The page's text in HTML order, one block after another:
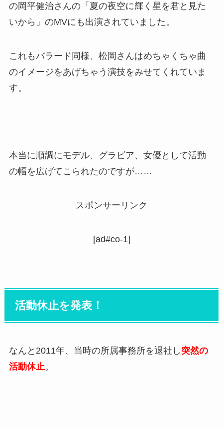
の岡平健治さんの「夏の夜空に輝く星を君と見た
いから」のMVにも出演されていました。
これもバラード同様、松岡さんはめちゃくちゃ曲
のイメージをあげちゃう演技をみせてくれていま
す。
本当に順調にモデル、グラビア、女優として活動
の幅を広げてこられたのですが……
スポンサーリンク
[ad#co-1]
活動休止を発表！
なんと2011年、当時の所属事務所を退社し 突然の
活動休止。